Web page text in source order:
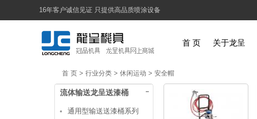
16年客户诚信见证 只提供高品质喷涂设备
首 页 关于龙呈
首 页 > 行业分类 > 休闲运动 > 安全帽
流体输送龙呈送漆桶
通用型输送送漆桶系列